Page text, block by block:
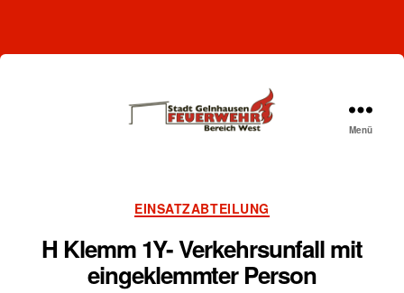
Menü
Kategorien
EINSATZABTEILUNG
H Klemm 1Y- Verkehrsunfall mit
eingeklemmter Person